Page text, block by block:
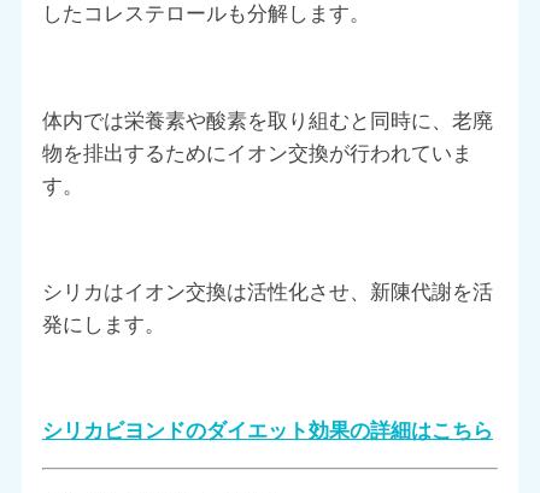
したコレステロールも分解します。
体内では栄養素や酸素を取り組むと同時に、老廃
物を排出するためにイオン交換が行われていま
す。
シリカはイオン交換は活性化させ、新陳代謝を活
発にします。
シリカビヨンドのダイエット効果の詳細はこちら